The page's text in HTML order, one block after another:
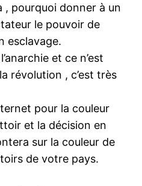
, pourquoi donner à un
le pouvoir de
esclavage.
et ce n’est
révolution , c’est très
pour la couleur
et la décision en
sur la couleur de
de votre pays.